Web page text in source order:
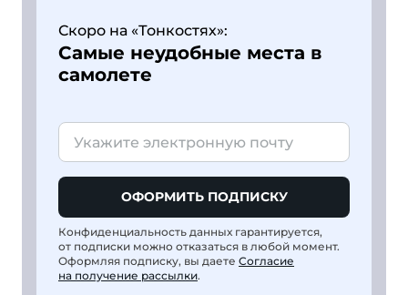
Скоро на «Тонкостях»:
Самые неудобные места в
самолете
ОФОРМИТЬ ПОДПИСКУ
Конфиденциальность данных гарантируется,
от подписки можно отказаться в любой момент.
Оформляя подписку, вы даете Согласие
на получение рассылки.